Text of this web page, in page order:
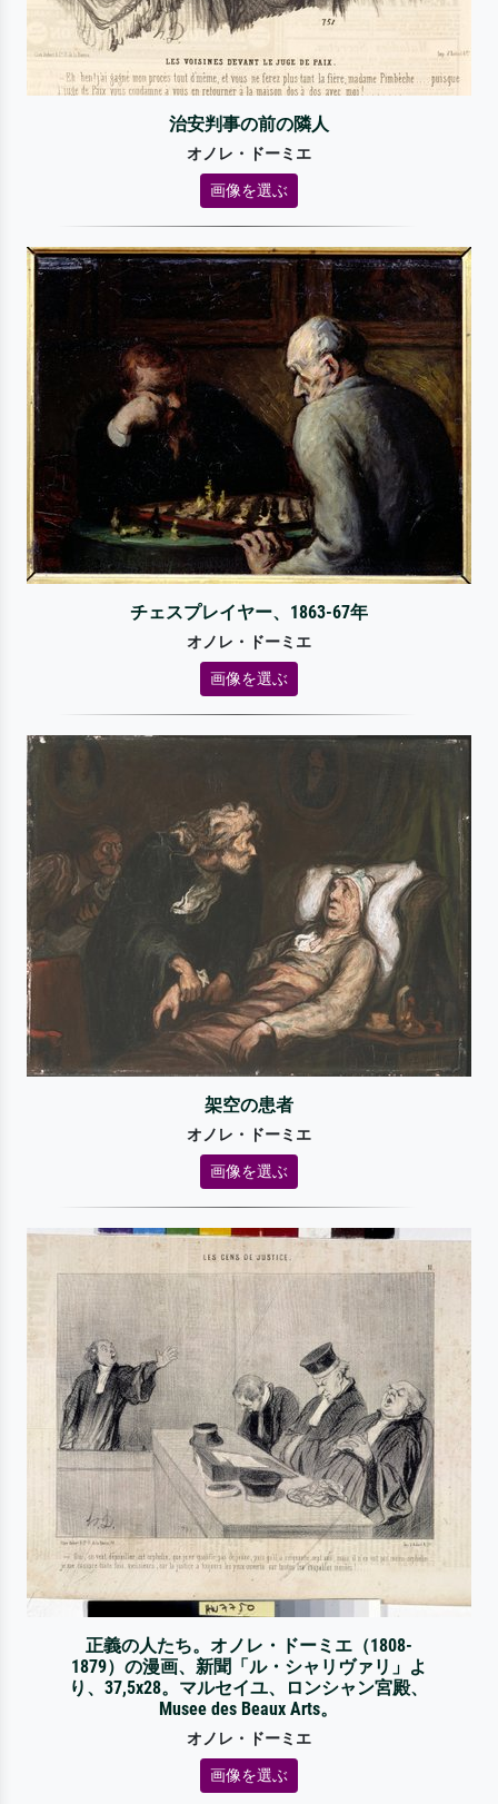
治安判事の前の隣人
オノレ・ドーミエ
画像を選ぶ
チェスプレイヤー、1863-67年
オノレ・ドーミエ
画像を選ぶ
架空の患者
オノレ・ドーミエ
画像を選ぶ
正義の人たち。オノレ・ドーミエ（1808-
1879）の漫画、新聞「ル・シャリヴァリ」よ
り、37,5x28。マルセイユ、ロンシャン宮殿、
Musee des Beaux Arts。
オノレ・ドーミエ
画像を選ぶ